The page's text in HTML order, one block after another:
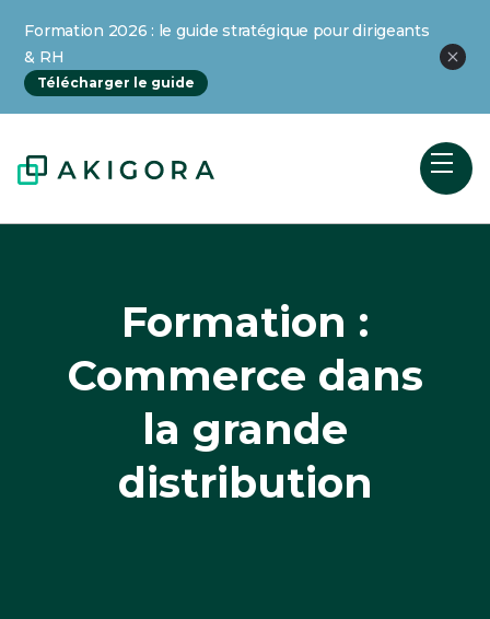
Formation 2026 : le guide stratégique pour dirigeants
& RH
Télécharger le guide
Formation :
Commerce dans
la grande
distribution